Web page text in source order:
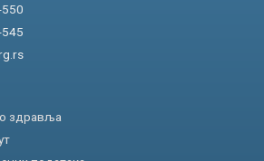
здравља